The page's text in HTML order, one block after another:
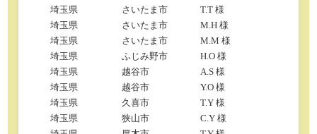
埼玉県
さいたま市
T.T 様
埼玉県
さいたま市
M.H 様
埼玉県
さいたま市
M.M 様
埼玉県
ふじみ野市
H.O 様
埼玉県
越谷市
A.S 様
埼玉県
越谷市
Y.O 様
埼玉県
久喜市
T.Y 様
埼玉県
狭山市
C.Y 様